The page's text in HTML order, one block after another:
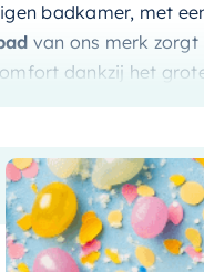
badkamer, met
van ons merk
dankzij het
(jade groen), een
De jade groene
is perfect voor